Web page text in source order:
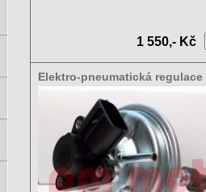
1 550,- Kč
Elektro-pneumatická regulace